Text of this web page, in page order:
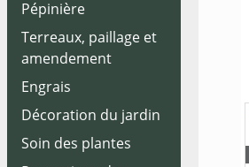
Plantes de bassins
Plantes
méditerranéennes
Arbustes
Conifères
Plants potagers
Plants
aromatiques
Pépinière
Plantes
grimpantes
Plantes fougères
Plantes de haie
Plantes de terre
Terreaux, paillage et
amendement
Terreaux
Paillage
Amendement
Engrais
Décoration du jardin
Poteries
Soin des plantes